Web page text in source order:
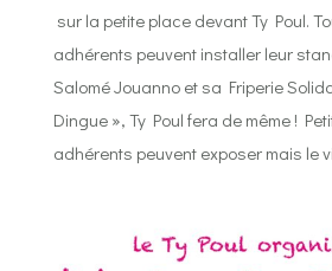
sur la petite place devant Ty Poul.
adhérents peuvent installer leur
Salomé Jouanno et sa Friperie
Dingue », Ty Poul fera de même !
adhérents peuvent exposer mais le